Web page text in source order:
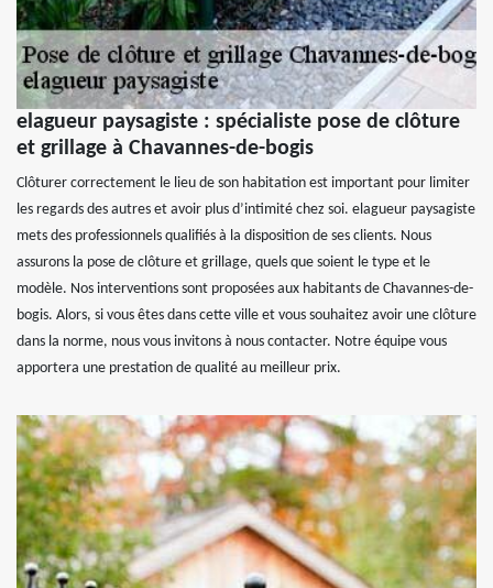
elagueur paysagiste : spécialiste pose de clôture
et grillage à Chavannes-de-bogis
Clôturer correctement le lieu de son habitation est important pour limiter
les regards des autres et avoir plus d’intimité chez soi. elagueur paysagiste
mets des professionnels qualifiés à la disposition de ses clients. Nous
assurons la pose de clôture et grillage, quels que soient le type et le
modèle. Nos interventions sont proposées aux habitants de Chavannes-de-
bogis. Alors, si vous êtes dans cette ville et vous souhaitez avoir une clôture
dans la norme, nous vous invitons à nous contacter. Notre équipe vous
apportera une prestation de qualité au meilleur prix.